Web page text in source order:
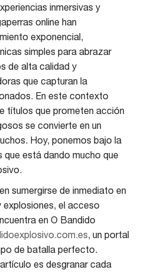
inmersivas y
online han
exponencial,
simples para abrazar
de alta calidad y
que capturan la
En este contexto
títulos que prometen acción
se convierte en un
Hoy, ponemos bajo la
que está dando mucho que
sumergirse de inmediato en
explosiones, el acceso
en O Bandido
, un portal
de batalla perfecto.
es desgranar cada